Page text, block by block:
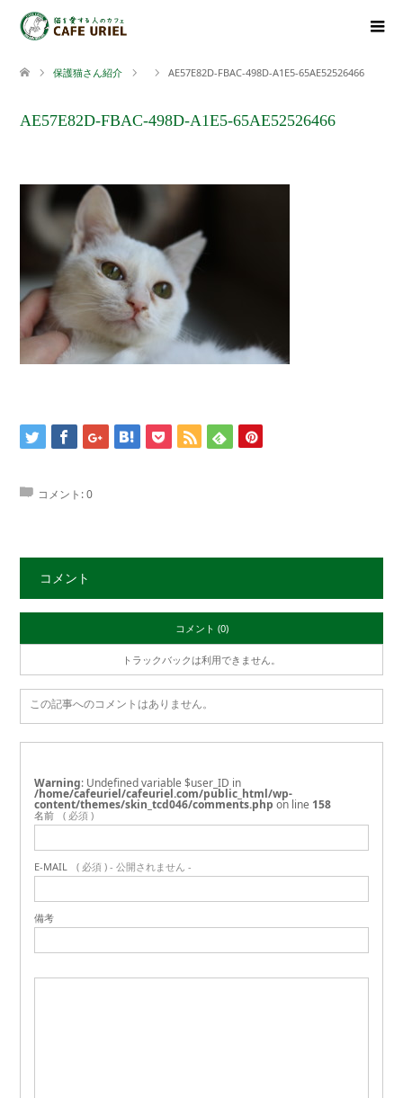
保護猫さん紹介 AE57E82D-FBAC-498D-A1E5-65AE52526466
AE57E82D-FBAC-498D-A1E5-65AE52526466
コメント:0
コメント
コメント (0)
トラックバックは利用できません。
この記事へのコメントはありません。
Warning : Undefined variable $user_ID in
/home/cafeuriel/cafeuriel.com/public_html/wp-
content/themes/skin_tcd046/comments.php on line 158
名前 ( 必須 )
E-MAIL ( 必須 ) - 公開されません -
備考